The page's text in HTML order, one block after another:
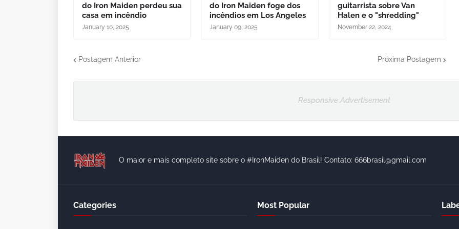
do Iron Maiden perdeu sua
casa em incêndio
January 10, 2025
do Iron Maiden foge dos
incêndios em Los Angeles
January 09, 2025
guitarrista sobre Van
Halen e o "shredding"
November 22, 2024
Postagem Anterior Próxima Postagem
Responsive Advertisement
O maior e mais completo site sobre o #IronMaiden do Brasil! Contato: 666brasil@gmail.com
Categories Most Popular